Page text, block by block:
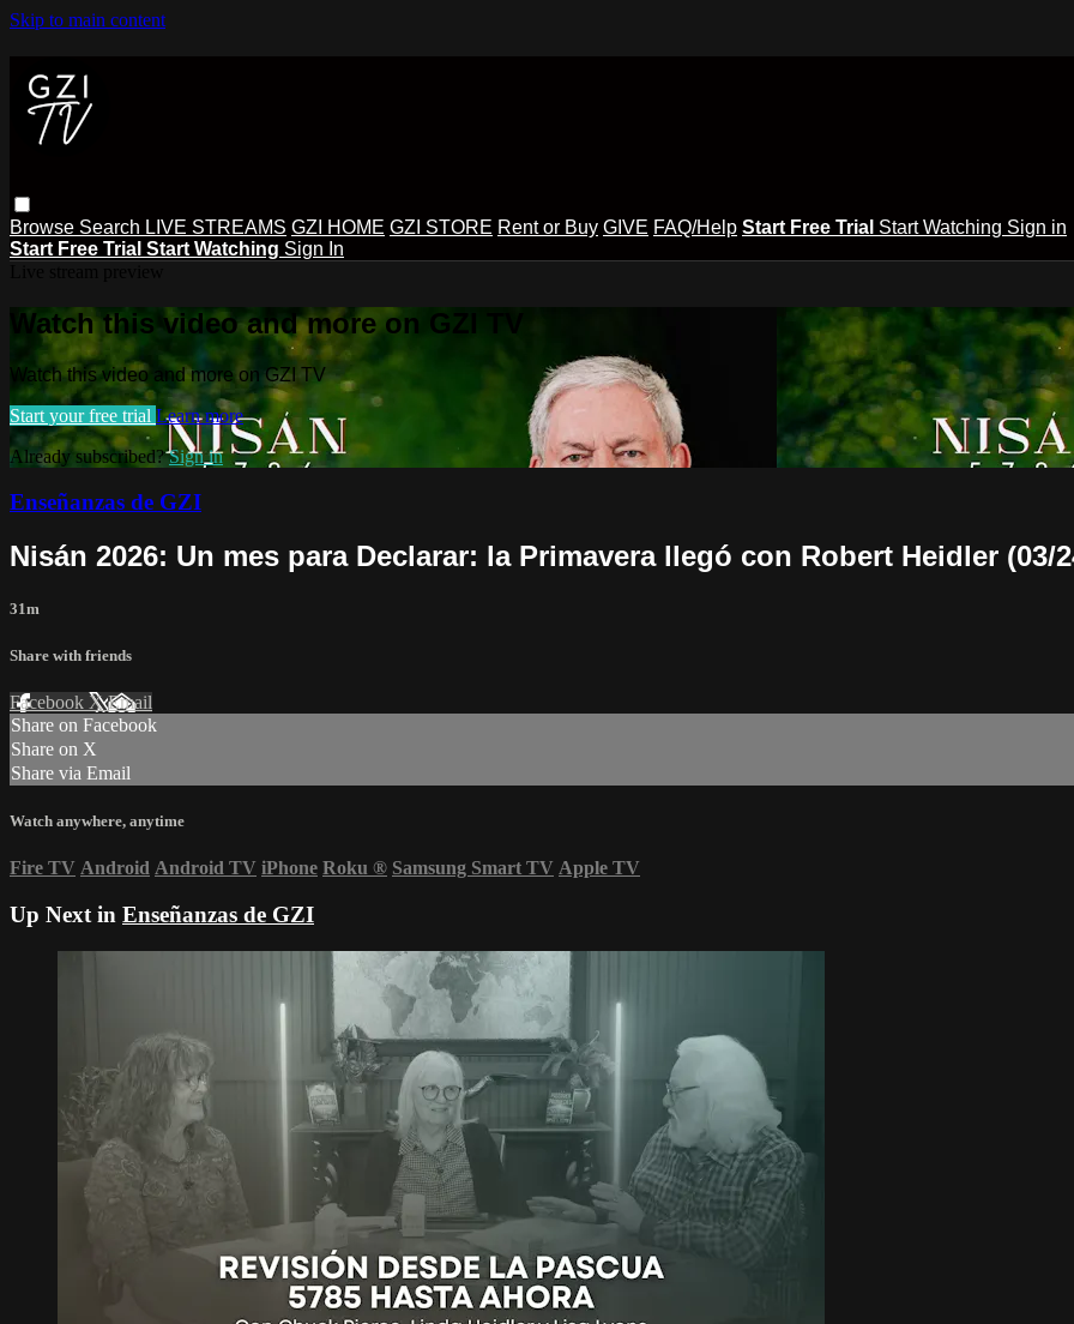
Skip to main content
Browse Search LIVE STREAMS GZI HOME GZI STORE Rent or Buy GIVE FAQ/Help Start Free Trial Start Watching Sign in
Start Free Trial Start Watching Sign In
Watch this video and more on GZI TV
Watch this video and more on GZI TV
Start your free trial Learn more
Already subscribed?Sign in
Enseñanzas de GZI
Nisán 2026: Un mes para Declarar: la Primavera llegó con Robert Heidler (03/
31m
Share with friends
Facebook XEmail
Share on Facebook
Share on X
Share via Email
Watch anywhere, anytime
Fire TV Android Android TV iPhone Roku ® Samsung Smart TV Apple TV
Up Next in Enseñanzas de GZI